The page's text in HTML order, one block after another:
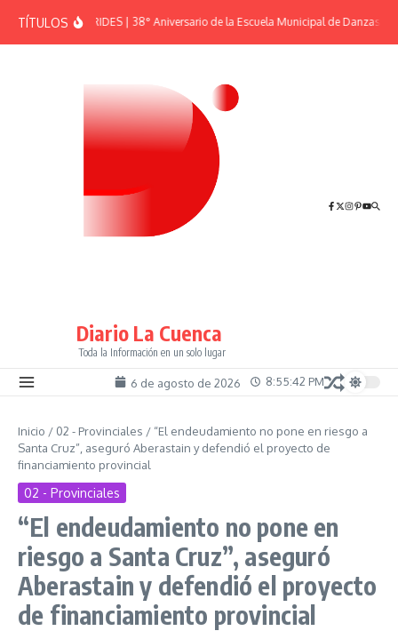
TÍTULOSEFEMÉRIDES | 38° Aniversario de la Escuela Municipal de Danzas “El
Diario La Cuenca
Toda la Información en un solo lugar
6 de agosto de 2026 8:55:42 PM
Inicio / 02 - Provinciales / “El endeudamiento no pone en riesgo a
Santa Cruz”, aseguró Aberastain y defendió el proyecto de
financiamiento provincial
02 - Provinciales
“El endeudamiento no pone en
riesgo a Santa Cruz”, aseguró
Aberastain y defendió el proyecto
de financiamiento provincial